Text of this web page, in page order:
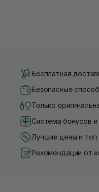
Бесплатная
Безопасные
Только
Система бонусов и
Лучшие цены и топ
Рекомендации от